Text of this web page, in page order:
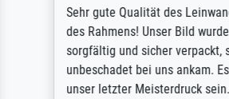
Sehr gute Qualität des
des Rahmens! Unser Bild
sorgfältig und sicher verpackt,
unbeschadet bei uns ankam.
unser letzter Meisterdruck